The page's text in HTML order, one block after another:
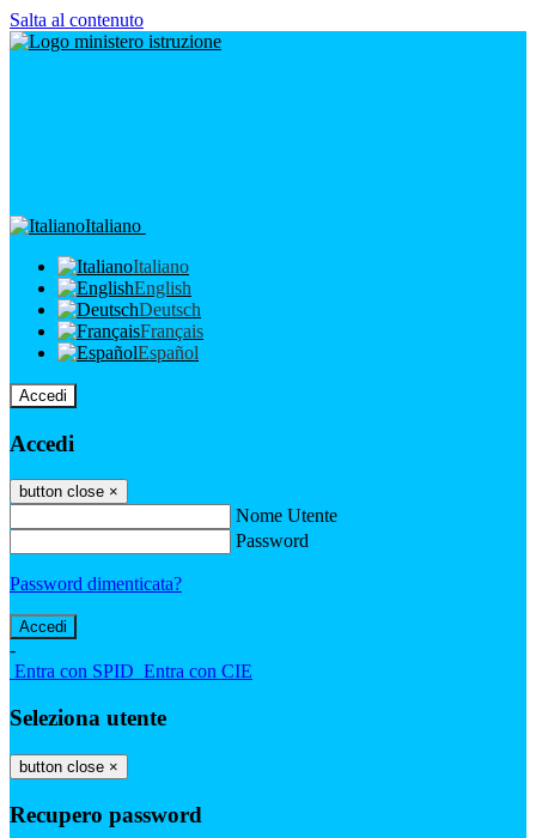
Salta al contenuto
Italiano
Italiano
English
Deutsch
Français
Español
Accedi
Accedi
button close ×
Nome Utente
Password
Password dimenticata?
-
Entra con SPID Entra con CIE
Seleziona utente
button close ×
Recupero password